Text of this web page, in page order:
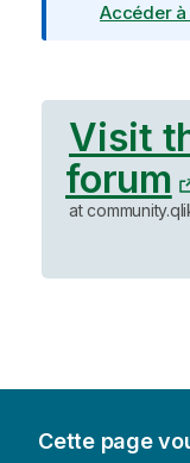
e
f
o
r
m
a
o
Accéder
Visit
forum
at
Cette page